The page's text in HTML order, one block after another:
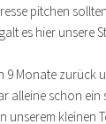
pitchen
es hier
9 Monate zurück
alleine schon
unserem kleinen